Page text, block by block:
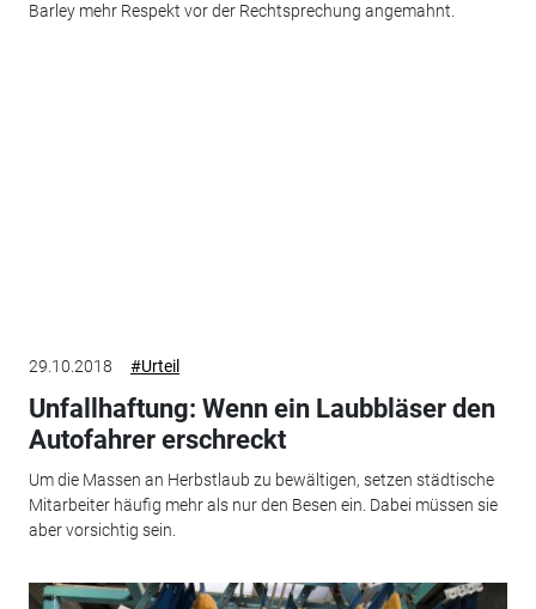
Barley mehr Respekt vor der Rechtsprechung angemahnt.
29.10.2018 #Urteil
Unfallhaftung: Wenn ein Laubbläser den
Autofahrer erschreckt
Um die Massen an Herbstlaub zu bewältigen, setzen städtische
Mitarbeiter häufig mehr als nur den Besen ein. Dabei müssen sie
aber vorsichtig sein.